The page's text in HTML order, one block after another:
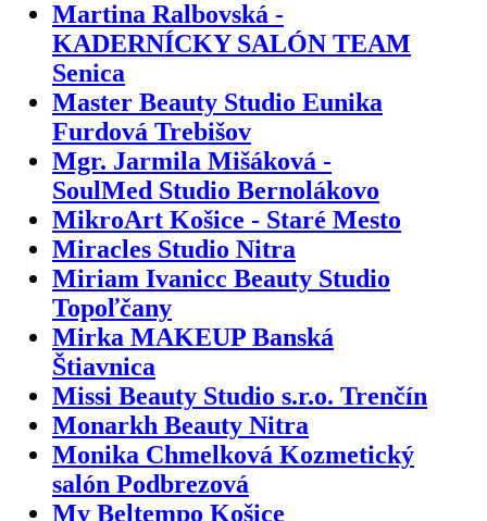
Martina Ralbovská -
KADERNÍCKY SALÓN TEAM
Senica
Master Beauty Studio Eunika
Furdová Trebišov
Mgr. Jarmila Mišáková -
SoulMed Studio Bernolákovo
MikroArt Košice - Staré Mesto
Miracles Studio Nitra
Miriam Ivanicc Beauty Studio
Topoľčany
Mirka MAKEUP Banská
Štiavnica
Missi Beauty Studio s.r.o. Trenčín
Monarkh Beauty Nitra
Monika Chmelková Kozmetický
salón Podbrezová
My Beltempo Košice